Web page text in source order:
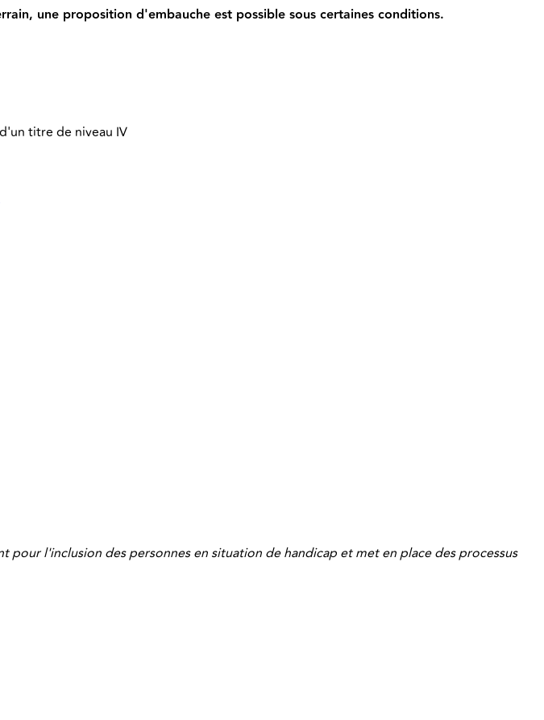
une proposition d'embauche est possible sous certaines conditions.
titre de niveau IV
l'inclusion des personnes en situation de handicap et met en place des processus